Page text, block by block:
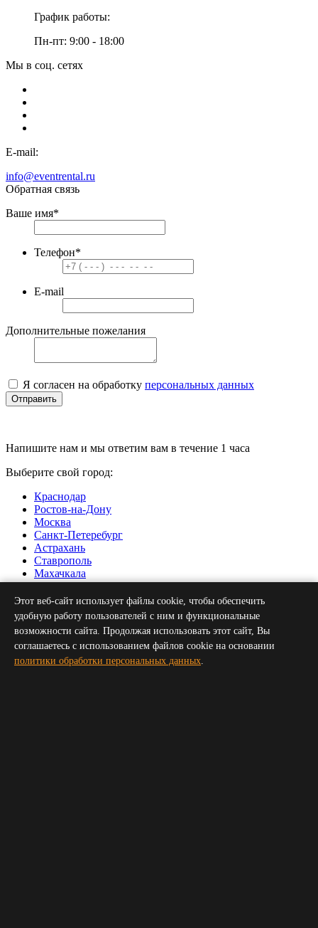
График работы:
Пн-пт: 9:00 - 18:00
Мы в соц. сетях
E-mail:
info@eventrental.ru
Обратная связь
Ваше имя*
Телефон*
E-mail
Дополнительные пожелания
Я согласен на обработку персональных данных
Отправить
Напишите нам и мы ответим вам в течение 1 часа
Выберите свой город:
Краснодар
Ростов-на-Дону
Москва
Санкт-Петеребург
Астрахань
Ставрополь
Махачкала
Нальчик
Грозный
Севастополь
Симферополь
Волгоград
Пятигорск
Сочи
Этот веб-сайт использует файлы cookie, чтобы обеспечить
удобную работу пользователей с ним и функциональные
возможности сайта. Продолжая использовать этот сайт, Вы
соглашаетесь с использованием файлов cookie на основании
политики обработки персональных данных.